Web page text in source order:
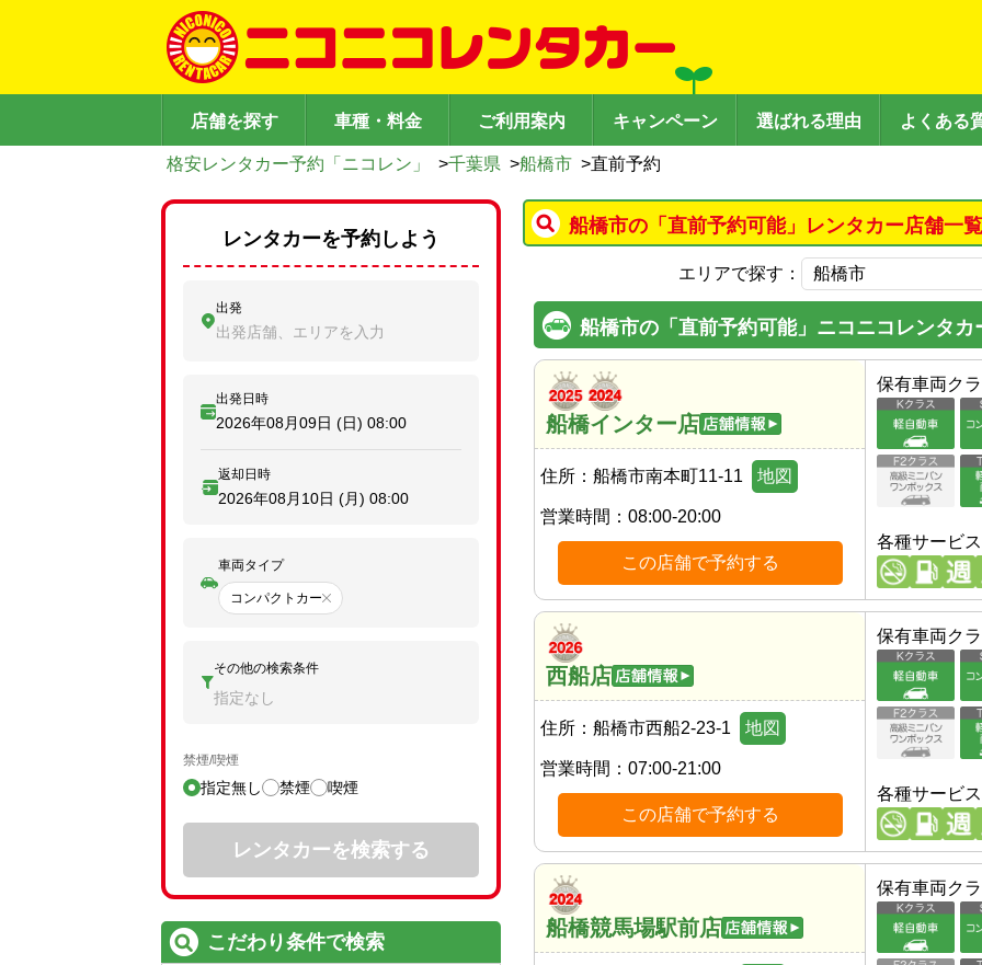
店舗を探す 車種・料金 ご利用案内 キャンペーン 選ばれる理由 よくある
格安レンタカー予約「ニコレン」 >千葉県 >船橋市 >直前予約
船橋市の「直前予約可能」レンタカー店舗一
エリアで探す：
船橋市の「直前予約可能」ニコニコレンタカ
船橋インター店
住所： 船橋市南本町11-11 地図
営業時間： 08:00-20:00
この店舗で予約する
保有車両ク
各種サービス
西船店
住所： 船橋市西船2-23-1 地図
営業時間： 07:00-21:00
この店舗で予約する
保有車両ク
各種サービス
船橋競馬場駅前店
保有車両ク
レンタカーを予約しよう
出発
出発店舗、エリアを入力
出発日時
2026年08月09日 (日) 08:00
返却日時
2026年08月10日 (月) 08:00
車両タイプ
コンパクトカー
その他の検索条件
指定なし
禁煙/喫煙
指定無し 禁煙 喫煙
レンタカーを検索する
こだわり条件で検索